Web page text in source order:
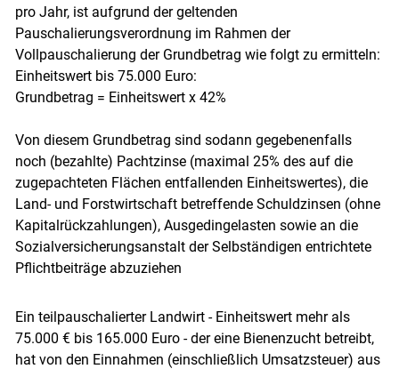
pro Jahr, ist aufgrund der geltenden
Pauschalierungsverordnung im Rahmen der
Vollpauschalierung der Grundbetrag wie folgt zu ermitteln:
Einheitswert bis 75.000 Euro:
Grundbetrag = Einheitswert x 42%
Von diesem Grundbetrag sind sodann gegebenenfalls
noch (bezahlte) Pachtzinse (maximal 25% des auf die
zugepachteten Flächen entfallenden Einheitswertes), die
Land- und Forstwirtschaft betreffende Schuldzinsen (ohne
Kapitalrückzahlungen), Ausgedingelasten sowie an die
Sozialversicherungsanstalt der Selbständigen entrichtete
Pflichtbeiträge abzuziehen
Ein teilpauschalierter Landwirt - Einheitswert mehr als
75.000 € bis 165.000 Euro - der eine Bienenzucht betreibt,
hat von den Einnahmen (einschließlich Umsatzsteuer) aus